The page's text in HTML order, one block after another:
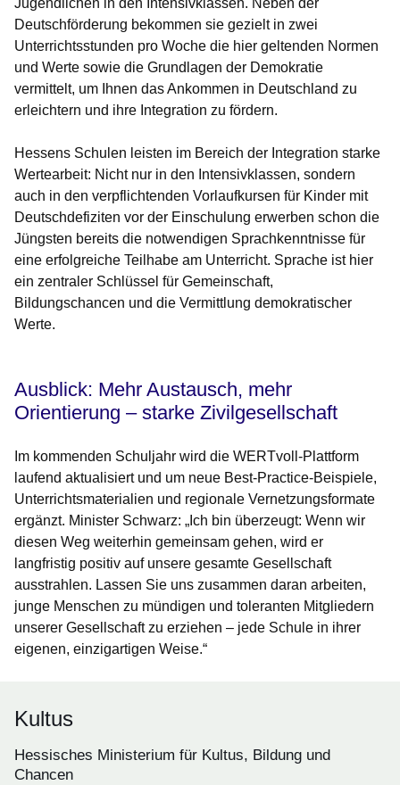
Jugendlichen in den Intensivklassen. Neben der
Deutschförderung bekommen sie gezielt in zwei
Unterrichtsstunden pro Woche die hier geltenden Normen
und Werte sowie die Grundlagen der Demokratie
vermittelt, um Ihnen das Ankommen in Deutschland zu
erleichtern und ihre Integration zu fördern.
Hessens Schulen leisten im Bereich der Integration starke
Wertearbeit: Nicht nur in den Intensivklassen, sondern
auch in den verpflichtenden Vorlaufkursen für Kinder mit
Deutschdefiziten vor der Einschulung erwerben schon die
Jüngsten bereits die notwendigen Sprachkenntnisse für
eine erfolgreiche Teilhabe am Unterricht. Sprache ist hier
ein zentraler Schlüssel für Gemeinschaft,
Bildungschancen und die Vermittlung demokratischer
Werte.
Ausblick: Mehr Austausch, mehr
Orientierung – starke Zivilgesellschaft
Im kommenden Schuljahr wird die WERTvoll-Plattform
laufend aktualisiert und um neue Best-Practice-Beispiele,
Unterrichtsmaterialien und regionale Vernetzungsformate
ergänzt. Minister Schwarz: „Ich bin überzeugt: Wenn wir
diesen Weg weiterhin gemeinsam gehen, wird er
langfristig positiv auf unsere gesamte Gesellschaft
ausstrahlen. Lassen Sie uns zusammen daran arbeiten,
junge Menschen zu mündigen und toleranten Mitgliedern
unserer Gesellschaft zu erziehen – jede Schule in ihrer
eigenen, einzigartigen Weise.“
Kultus
Hessisches Ministerium für Kultus, Bildung und
Chancen